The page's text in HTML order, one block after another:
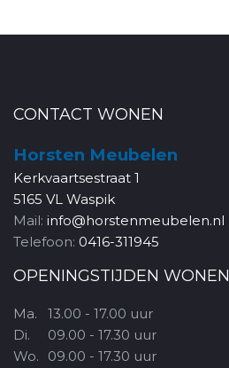
CONTACT WONEN
Horsten Meubelen
Kerkvaartsestraat 1
5165 VL Waspik
Mail: info@horstenmeubelen.nl
Telefoon: 0416-311945
OPENINGSTIJDEN WONEN
Ma.
Di.
Wo.
13.00 - 17.00 uur
09.00 - 17.30 uur
09.00 - 17.30 uur